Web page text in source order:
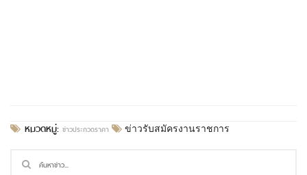
หมวดหมู่: ข่าวประกวดราคา ข่าวรับสมัครงานราชการ